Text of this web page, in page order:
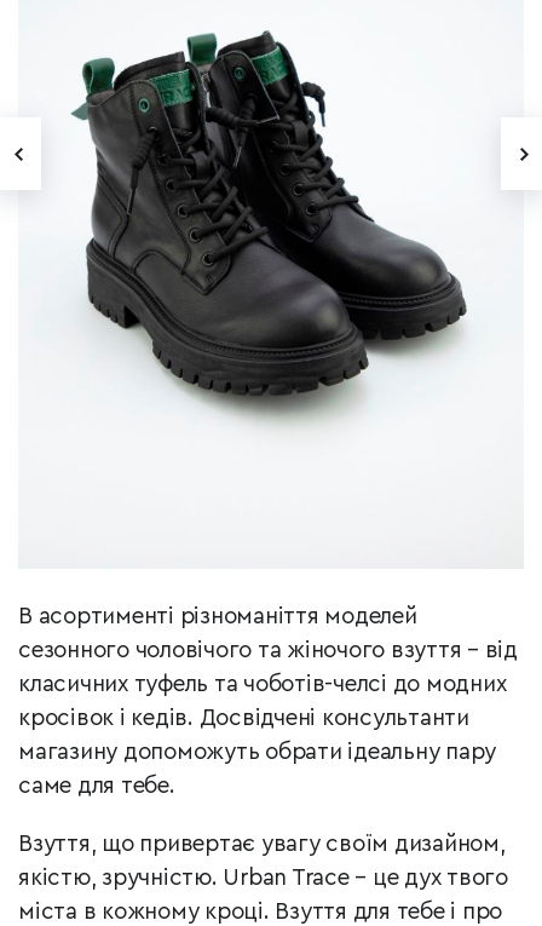
В асортименті різноманіття моделей
сезонного чоловічого та жіночого взуття – від
класичних туфель та чоботів-челсі до модних
кросівок і кедів. Досвідчені консультанти
магазину допоможуть обрати ідеальну пару
саме для тебе.
Взуття, що привертає увагу своїм дизайном,
якістю, зручністю. Urban Trace – це дух твого
міста в кожному кроці. Взуття для тебе і про